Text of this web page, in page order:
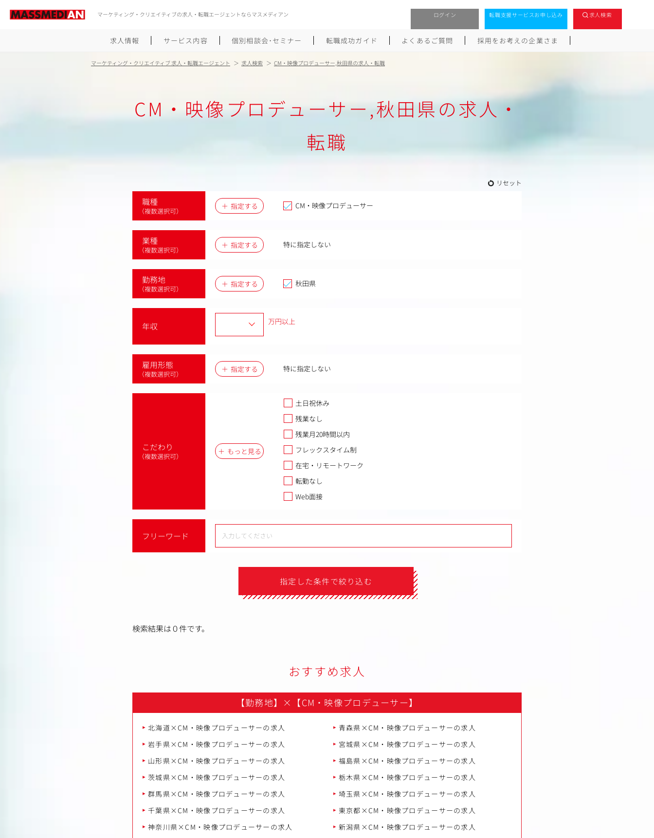
マーケティング・クリエイティブの求人・転職エージェントならマスメディアン ログイン 転職支援サービスお申し込み 求人検索
求人情報 サービス内容 個別相談会･セミナー 転職成功ガイド
履歴書のつくり方
ポートフォリオのつくり方
大手広告会社への転職
しゅふクリ･ママクリ転職
よくあるご質問 採用をお考えの企業さま
マーケティング・クリエイティブ 求人・転職エージェント 求人検索 CM・映像プロデューサー,秋田県の求人・転職
CM・映像プロデューサー,秋田県の求人・
転職
リセット
職種
（複数選択可）
指定する CM・映像プロデューサー
業種
（複数選択可）
指定する 特に指定しない
勤務地
（複数選択可）
指定する 秋田県
年収 万円以上
雇用形態
（複数選択可）
指定する 特に指定しない
こだわり
（複数選択可）
もっと見る
土日祝休み
残業なし
残業月20時間以内
フレックスタイム制
在宅・リモートワーク
転勤なし
Web面接
フリーワード
指定した条件で絞り込む
検索結果は０件です。
おすすめ求人
【勤務地】 × 【CM・映像プロデューサー】
北海道×CM・映像プロデューサーの求人
青森県×CM・映像プロデューサーの求人
岩手県×CM・映像プロデューサーの求人
宮城県×CM・映像プロデューサーの求人
山形県×CM・映像プロデューサーの求人
福島県×CM・映像プロデューサーの求人
茨城県×CM・映像プロデューサーの求人
栃木県×CM・映像プロデューサーの求人
群馬県×CM・映像プロデューサーの求人
埼玉県×CM・映像プロデューサーの求人
千葉県×CM・映像プロデューサーの求人
東京都×CM・映像プロデューサーの求人
神奈川県×CM・映像プロデューサーの求人
新潟県×CM・映像プロデューサーの求人